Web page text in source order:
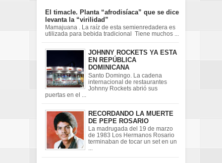
El timacle. Planta “afrodisíaca” que se dice
levanta la “virilidad”
Mamajuana . La raíz de esta semienredadera es
utilizada para bebida tradicional Tiene muchos ...
JOHNNY ROCKETS YA ESTA
EN REPÚBLICA
DOMINICANA
Santo Domingo. La cadena
internacional de restaurantes
Johnny Rockets abrió sus
puertas en el ...
RECORDANDO LA MUERTE
DE PEPE ROSARIO
La madrugada del 19 de marzo
de 1983 Los Hermanos Rosario
terminaban de tocar un set en un
...